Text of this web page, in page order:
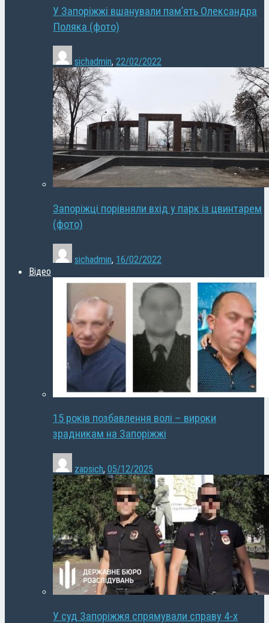
У Запоріжжі вшанували пам’ять Олександра
Поляка (фото)
sichadmin, 22/02/2022
Запоріжці порівняли вхід у парк із цвинтарем
(фото)
sichadmin, 16/02/2022
Відео
15 років позбавлення волі – вироки
зрадникам на Запоріжжі
zapsich, 05/12/2025
У суд Запоріжжя спрямували справу 4-х